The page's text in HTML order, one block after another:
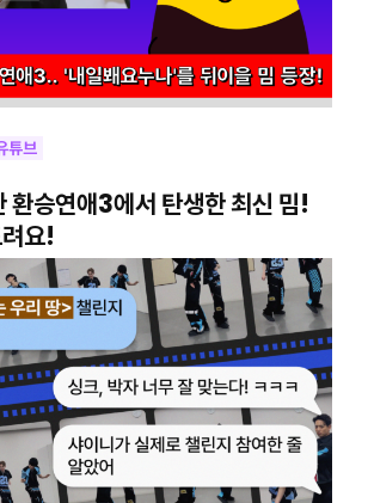
튜브
환승연애3에서 탄생한 최신 밈!
요!